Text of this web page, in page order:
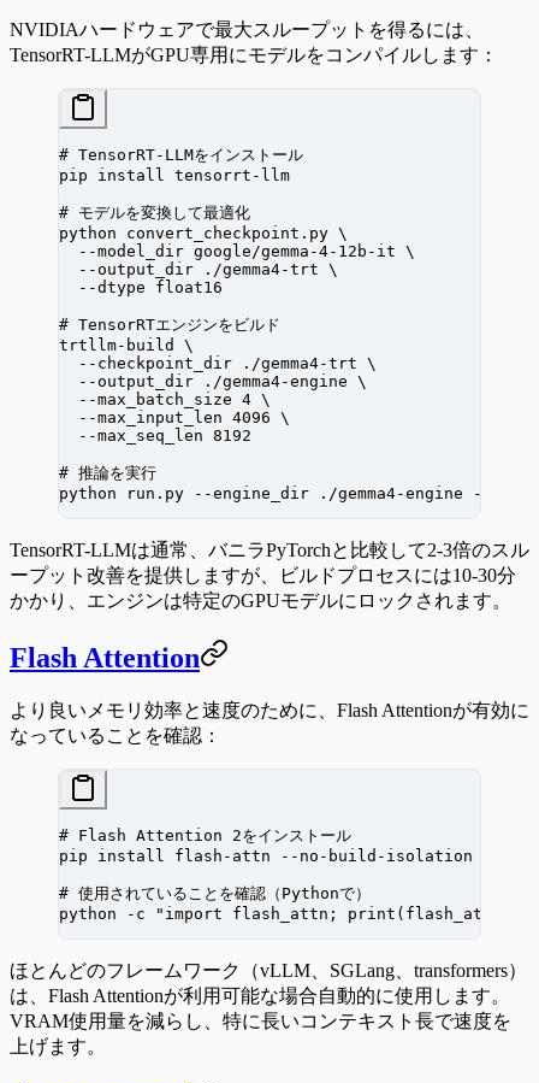
NVIDIAハードウェアで最大スループットを得るには、
TensorRT-LLMがGPU専用にモデルをコンパイルします：
# TensorRT-LLMをインストール
pip install tensorrt-llm
# モデルを変換して最適化
python convert_checkpoint.py \
  --model_dir
google/gemma-4-12b-it \
  --output_dir
./gemma4-trt \
  --dtype
float16
# TensorRTエンジンをビルド
trtllm-build
\
  --checkpoint_dir
./gemma4-trt \
  --output_dir
./gemma4-engine \
  --max_batch_size
4 \
  --max_input_len
4096 \
  --max_seq_len
8192
# 推論を実行
python run.py --engine_dir ./gemma4-engine --
TensorRT-LLMは通常、バニラPyTorchと比較して2-3倍のスル
ープット改善を提供しますが、ビルドプロセスには10-30分
かかり、エンジンは特定のGPUモデルにロックされます。
Flash Attention
より良いメモリ効率と速度のために、Flash Attentionが有効に
なっていることを確認：
# Flash Attention 2をインストール
pip install flash-attn --no-build-isolation
# 使用されていることを確認（Pythonで）
python -c "import flash_attn;
ほとんどのフレームワーク（vLLM、SGLang、transformers）
は、Flash Attentionが利用可能な場合自動的に使用します。
VRAM使用量を減らし、特に長いコンテキスト長で速度を
上げます。